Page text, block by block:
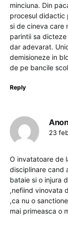
minciuna. Din
procesul didactic
si de cineva care
parintii sa
dar adevarat.
demisioneze in
de pe bancile
Reply
23
O invatatoare de
disciplinare cand
bataie si o injura
,nefiind vinovata
,ca nu o
mai primeasca o